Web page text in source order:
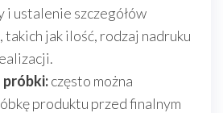
i ustalenie szczegółów
takich jak ilość, rodzaj nadruku
często można
produktu przed finalnym